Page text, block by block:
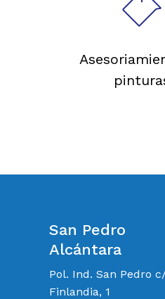
San Pedro
Alcántara
Pol. Ind. San Pedro
Finlandia, 1